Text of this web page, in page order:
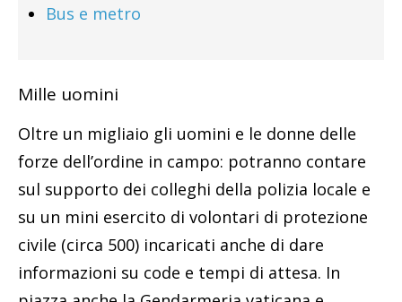
Bus e metro
Mille uomini
Oltre un migliaio gli uomini e le donne delle
forze dell’ordine in campo: potranno contare
sul supporto dei colleghi della polizia locale e
su un mini esercito di volontari di protezione
civile (circa 500) incaricati anche di dare
informazioni su code e tempi di attesa. In